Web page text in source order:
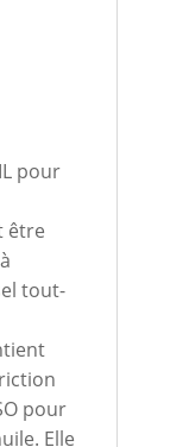
pour
être
tout-
pour
Elle